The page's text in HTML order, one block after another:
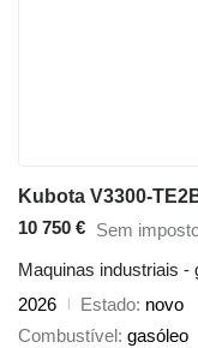
Kubota V3300-
10 750 € Sem
Maquinas industriais -
2026
Estado novo
Combustível gasóleo